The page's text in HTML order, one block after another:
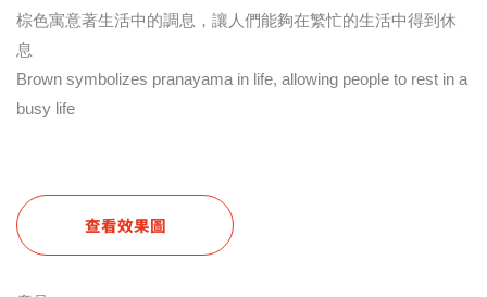
棕色寓意著生活中的調息，讓人們能夠在繁忙的生活中得到休
息
Brown symbolizes pranayama in life, allowing people to rest in a
busy life
查看效果圖